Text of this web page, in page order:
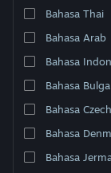
Lihat laman web
Bahasa Thai
Bahasa Arab
Bahasa
Bahasa
Bahasa Czech
Bahasa
Bahasa